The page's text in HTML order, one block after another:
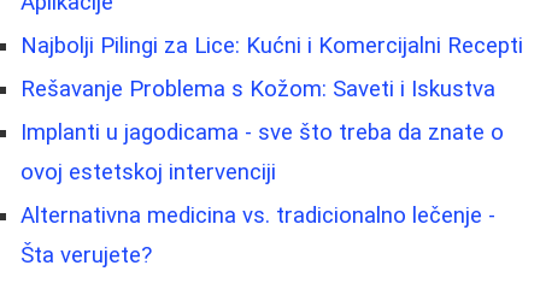
Najbolji Pilingi za Lice: Kućni i Komercijalni Recepti
Rešavanje Problema s Kožom: Saveti i Iskustva
Implanti u jagodicama - sve što treba da znate o
ovoj estetskoj intervenciji
Alternativna medicina vs. tradicionalno lečenje -
Šta verujete?